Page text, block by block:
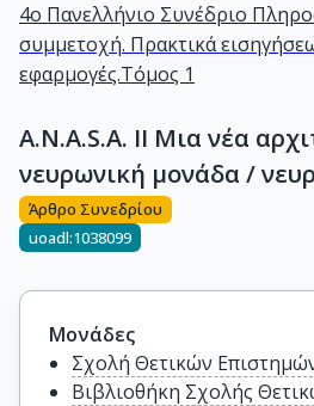
4ο Πανελλήνιο Συνέδριο
συμμετοχή. Πρακτικά
εφαρμογές.Τόμος 1
A.N.A.S.A. II Μια νέα
νευρωνική μονάδα /
Άρθρο Συνεδρίου
uoadl:1038099
Μονάδες
Σχολή Θετικών
Βιβλιοθήκη Σχολής